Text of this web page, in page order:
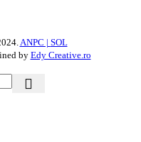
ANPC | SOL
byEdy Creative.ro